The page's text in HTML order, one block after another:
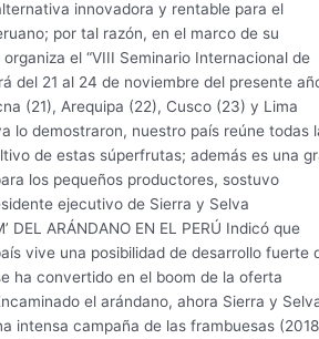
innovadora y rentable para el
por tal razón, en el marco de su
el “VIII Seminario Internacional de
del 21 al 24 de noviembre del presente
(21), Arequipa (22), Cusco (23) y Lima
lo demostraron, nuestro país reúne todas
de estas súperfrutas; además es una
los pequeños productores, sostuvo
ejecutivo de Sierra y Selva
DEL ARÁNDANO EN EL PERÚ Indicó que
vive una posibilidad de desarrollo fuerte
ha convertido en el boom de la oferta
el arándano, ahora Sierra y
intensa campaña de las frambuesas